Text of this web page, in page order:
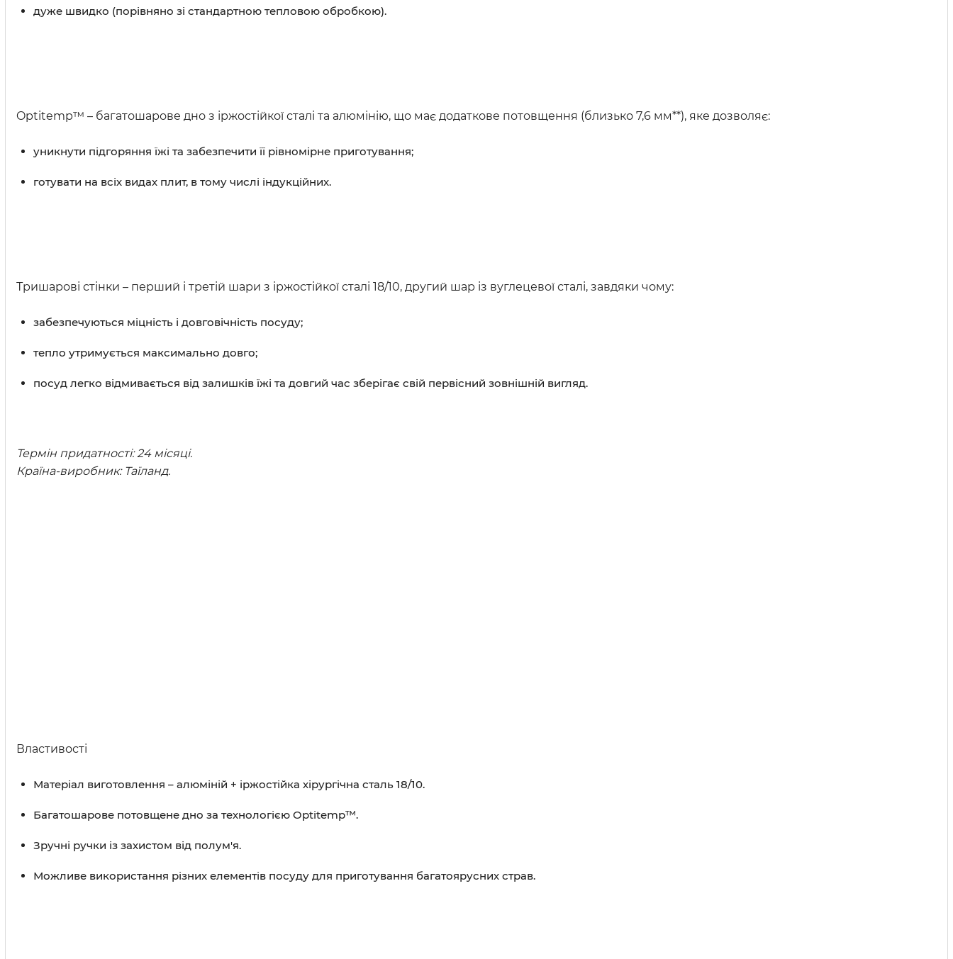
дуже швидко (порівняно зі стандартною тепловою обробкою).
Optitemp™ – багатошарове дно з іржостійкої сталі та алюмінію, що має додаткове потовщення (близько 7,6 мм**), яке дозволяє:
уникнути підгоряння їжі та забезпечити її рівномірне приготування;
готувати на всіх видах плит, в тому числі індукційних.
Тришарові стінки – перший і третій шари з іржостійкої сталі 18/10, другий шар із вуглецевої сталі, завдяки чому:
забезпечуються міцність і довговічність посуду;
тепло утримується максимально довго;
посуд легко відмивається від залишків їжі та довгий час зберігає свій первісний зовнішній вигляд.
Термін придатності: 24 місяці.
Країна-виробник: Таїланд.
Властивості
Матеріал виготовлення – алюміній + іржостійка хірургічна сталь 18/10.
Багатошарове потовщене дно за технологією Optitemp™.
Зручні ручки із захистом від полум'я.
Можливе використання різних елементів посуду для приготування багатоярусних страв.